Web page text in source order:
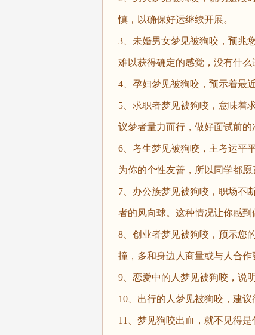
慎，以确保好运继续开展。
3、未婚男女梦见被狗咬，预兆
难以获得确定的感觉，没有什么
4、孕妇梦见被狗咬，预示着最
5、求职者梦见被狗咬，意味着
议梦者量力而行，做好面试前的
6、考生梦见被狗咬，主考运平
为你的个性友善，所以同学都愿
7、办公族梦见被狗咬，职场不
者的风向球。这种情况让你感到
8、创业者梦见被狗咬，预示您
撞，多和身边人商量或与人合作
9、恋爱中的人梦见被狗咬，说
10、出行的人梦见被狗咬，建议
11、梦见狗咬出血，就不见得